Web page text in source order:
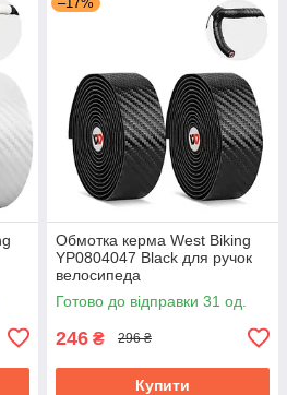
Обмотка керма West Biking
YP0804047 Black для ручок
велосипеда
Готово до відправки 31 од.
246 ₴ 296 ₴
Купити